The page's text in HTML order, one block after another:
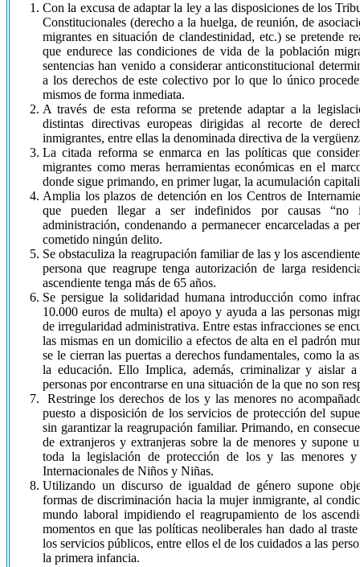
Con la excusa de adaptar la ley a las disposiciones de los
Constitucionales (derecho a la huelga, de reunión, de
migrantes en situación de clandestinidad, etc.) se pretende
que endurece las condiciones de vida de la población
sentencias han venido a considerar anticonstitucional
a los derechos de este colectivo por lo que lo único
mismos de forma inmediata.
A través de esta reforma se pretende adaptar a la
distintas directivas europeas dirigidas al recorte de
inmigrantes, entre ellas la denominada directiva de la
La citada reforma se enmarca en las políticas que
migrantes como meras herramientas económicas en el
donde sigue primando, en primer lugar, la acumulación
Amplia los plazos de detención en los Centros de
que pueden llegar a ser indefinidos por causas “no
administración, condenando a permanecer encarceladas a
cometido ningún delito.
Se obstaculiza la reagrupación familiar de las y los
persona que reagrupe tenga autorización de larga
ascendiente tenga más de 65 años.
Se persigue la solidaridad humana introducción como
10.000 euros de multa) el apoyo y ayuda a las personas
de irregularidad administrativa. Entre estas infracciones se
las mismas en un domicilio a efectos de alta en el padrón
se le cierran las puertas a derechos fundamentales, como la
la educación. Ello Implica, además, criminalizar y aislar
personas por encontrarse en una situación de la que no son
Restringe los derechos de los y las menores no
puesto a disposición de los servicios de protección del
sin garantizar la reagrupación familiar. Primando, en
de extranjeros y extranjeras sobre la de menores y supone
toda la legislación de protección de los y las menores
Internacionales de Niños y Niñas.
Utilizando un discurso de igualdad de género supone
formas de discriminación hacia la mujer inmigrante, al
mundo laboral impidiendo el reagrupamiento de los
momentos en que las políticas neoliberales han dado al
los servicios públicos, entre ellos el de los cuidados a las
la primera infancia.